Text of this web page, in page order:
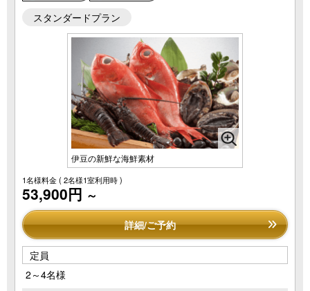
スタンダードプラン
伊豆の新鮮な海鮮素材
1名様料金( 2名様1室利用時 )
53,900円 ～
詳細/ご予約
定員
2～4名様